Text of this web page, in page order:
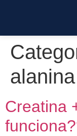
alanina
Creatina